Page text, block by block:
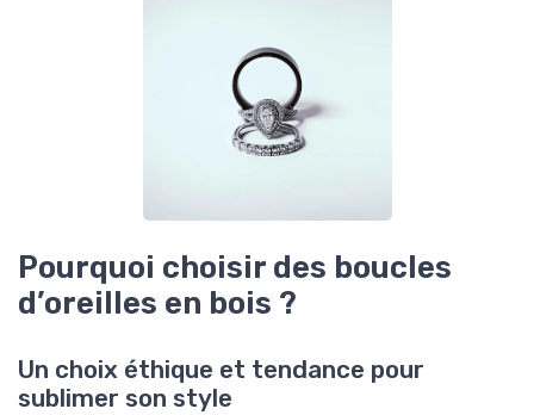
Pourquoi choisir des boucles
d’oreilles en bois ?
Un choix éthique et tendance pour
sublimer son style